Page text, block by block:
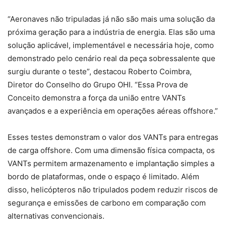
“Aeronaves não tripuladas já não são mais uma solução da
próxima geração para a indústria de energia. Elas são uma
solução aplicável, implementável e necessária hoje, como
demonstrado pelo cenário real da peça sobressalente que
surgiu durante o teste”, destacou Roberto Coimbra,
Diretor do Conselho do Grupo OHI. “Essa Prova de
Conceito demonstra a força da união entre VANTs
avançados e a experiência em operações aéreas offshore.”
Esses testes demonstram o valor dos VANTs para entregas
de carga offshore. Com uma dimensão física compacta, os
VANTs permitem armazenamento e implantação simples a
bordo de plataformas, onde o espaço é limitado. Além
disso, helicópteros não tripulados podem reduzir riscos de
segurança e emissões de carbono em comparação com
alternativas convencionais.